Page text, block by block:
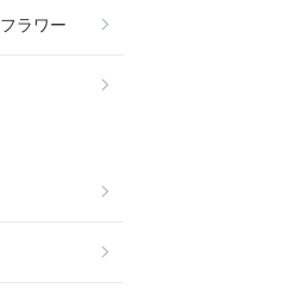
ラワー